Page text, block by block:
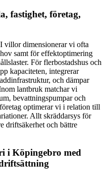
fastighet, företag,
villor dimensionerar vi ofta
samt för effektoptimering
För flerbostadshus och
kapaciteten, integrerar
och dämpar
lantbruk matchar vi
bevattningspumpar och
optimerar vi i relation till
Allt skräddarsys för
driftsäkerhet och bättre
i Köpingebro med